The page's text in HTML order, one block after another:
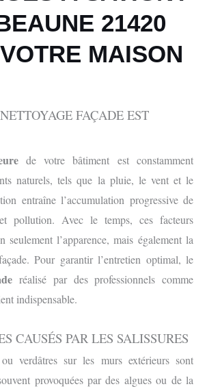
21420
MAISON
FAÇADE EST
de votre bâtiment est constamment
naturels, tels que la pluie, le vent et le
entraîne l’accumulation progressive de
pollution. Avec le temps, ces facteurs
seulement l’apparence, mais également la
Pour garantir l’entretien optimal, le
réalisé par des professionnels comme
indispensable.
CAUSÉS PAR LES SALISSURES
verdâtres sur les murs extérieurs sont
provoquées par des algues ou de la